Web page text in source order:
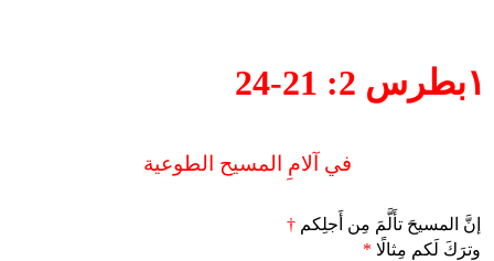
١بطرس 2: 21-24
في آلامِ المسيح الطوعية
إنَّ المسيحَ تأَلَّمَ مِن أَجلِكم †
وترَكَ لَكم مِثالًا *